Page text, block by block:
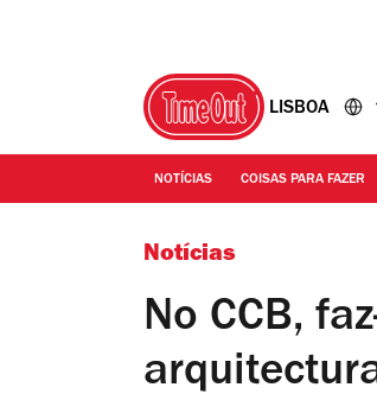
LISBOA
NOTÍCIAS COISAS PARA FAZER
Notícias
No CCB,